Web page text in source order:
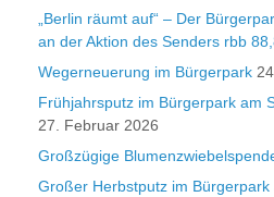
„Berlin räumt auf“ – Der
an der Aktion des Senders rbb
Wegerneuerung im Bürgerpark
Frühjahrsputz im Bürgerpark am
27. Februar 2026
Großzügige
Großer Herbstputz im Bürgerpark